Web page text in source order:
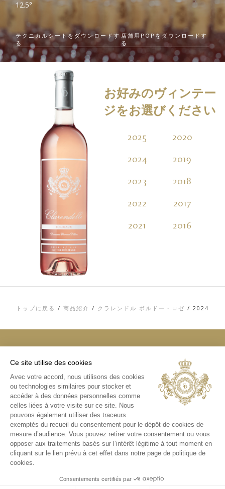
12.5°
テクニカルシートをダウンロードす
る
店舗用POPをダウンロードす
る
お好みのヴィンテー
ジをお選びください
2025
2024
2023
2022
2021
2020
2019
2018
2017
2016
トップに戻る / 商品紹介 / クラレンドル ボルドー・ロゼ / 2024
お問い合わせ
利用規約
個人情報およびCOOKIE（クッキー）に関す
る方針
メディアライブラリ
インスタグラム
日本版インスタグラム
トップ
Ce site utilise des cookies
Avec votre accord, nous utilisons des cookies
ou technologies similaires pour stocker et
accéder à des données personnelles comme
celles liées à votre visite sur ce site. Nous
pouvons également utiliser des traceurs
exemptés du recueil du consentement pour le dépôt de cookies de
mesure d’audience. Vous pouvez retirer votre consentement ou vous
opposer aux traitements basés sur l’intérêt légitime à tout moment en
cliquant sur le lien prévu à cet effet dans notre page de politique de
cookies.
Consentements certifiés par